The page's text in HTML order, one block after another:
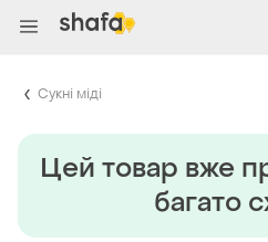
Сукні міді
Цей товар вже
багато